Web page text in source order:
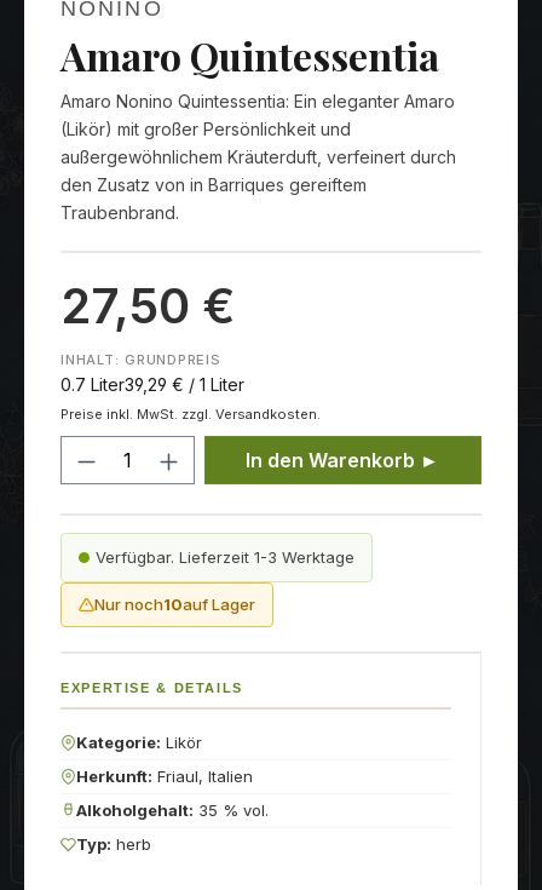
NONINO
Amaro Quintessentia
Amaro Nonino Quintessentia: Ein eleganter Amaro
(Likör) mit großer Persönlichkeit und
außergewöhnlichem Kräuterduft, verfeinert durch
den Zusatz von in Barriques gereiftem
Traubenbrand.
27,50 €
INHALT:
0.7 Liter
GRUNDPREIS
39,29 € / 1 Liter
Preise inkl. MwSt. zzgl. Versandkosten.
Produkt Anzahl: Gib den
In den Warenkorb ►
Verfügbar. Lieferzeit 1-3 Werktage
Nur noch10auf Lager
EXPERTISE & DETAILS
Kategorie: Likör
Herkunft: Friaul, Italien
Alkoholgehalt: 35 % vol.
Typ: herb